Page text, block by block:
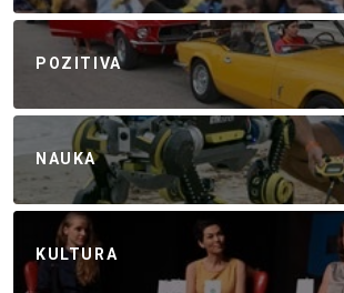
POZITIVA
NAUKA
KULTURA